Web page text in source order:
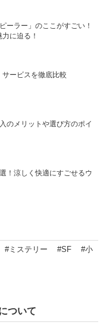
ーラー」のここがすごい！
に迫る！
ービスを徹底比較
のメリットや選び方のポイ
！涼しく快適にすごせるウ
#ミステリー #SF
#小
ついて